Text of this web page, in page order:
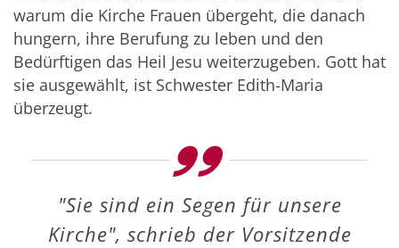
warum die Kirche Frauen übergeht, die danach
hungern, ihre Berufung zu leben und den
Bedürftigen das Heil Jesu weiterzugeben. Gott hat
sie ausgewählt, ist Schwester Edith-Maria
überzeugt.
"Sie sind ein Segen für unsere
Kirche", schrieb der Vorsitzende